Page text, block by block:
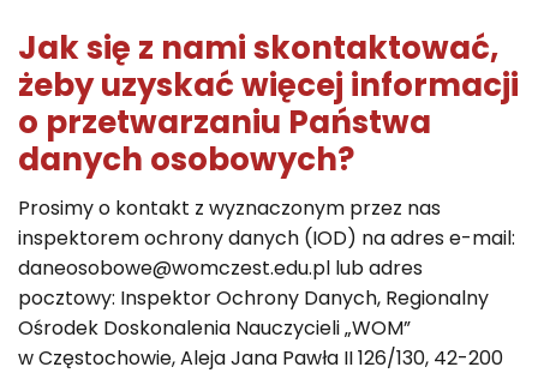
Jak się z nami skontaktować,
żeby uzyskać więcej informacji
o przetwarzaniu Państwa
danych osobowych?
Prosimy o kontakt z wyznaczonym przez nas
inspektorem ochrony danych (IOD) na adres e-mail:
daneosobowe@womczest.edu.pl lub adres
pocztowy: Inspektor Ochrony Danych, Regionalny
Ośrodek Doskonalenia Nauczycieli „WOM”
w Częstochowie, Aleja Jana Pawła II 126/130, 42-200